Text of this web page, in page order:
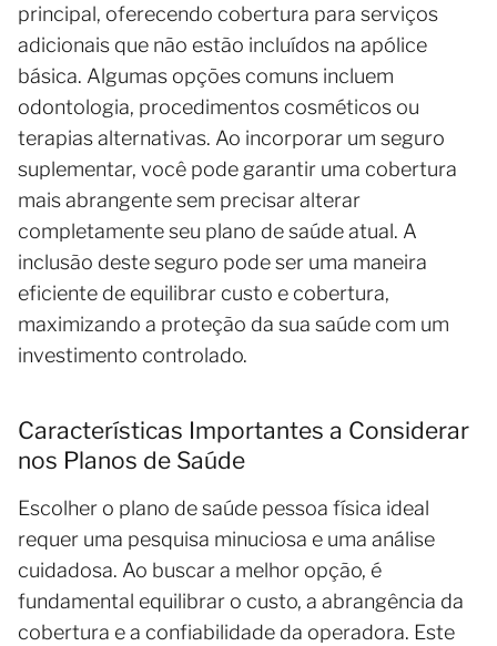
principal, oferecendo cobertura para serviços
adicionais que não estão incluídos na apólice
básica. Algumas opções comuns incluem
odontologia, procedimentos cosméticos ou
terapias alternativas. Ao incorporar um seguro
suplementar, você pode garantir uma cobertura
mais abrangente sem precisar alterar
completamente seu plano de saúde atual. A
inclusão deste seguro pode ser uma maneira
eficiente de equilibrar custo e cobertura,
maximizando a proteção da sua saúde com um
investimento controlado.
Características Importantes a Considerar
nos Planos de Saúde
Escolher o plano de saúde pessoa física ideal
requer uma pesquisa minuciosa e uma análise
cuidadosa. Ao buscar a melhor opção, é
fundamental equilibrar o custo, a abrangência da
cobertura e a confiabilidade da operadora. Este